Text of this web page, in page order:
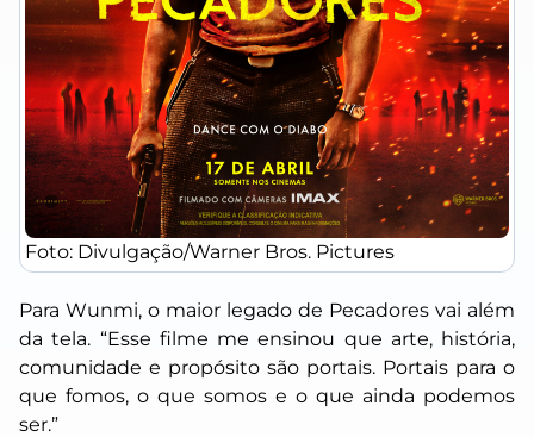
Foto: Divulgação/Warner Bros. Pictures
Para Wunmi, o maior legado de Pecadores vai além
da tela. “Esse filme me ensinou que arte, história,
comunidade e propósito são portais. Portais para o
que fomos, o que somos e o que ainda podemos
ser.”